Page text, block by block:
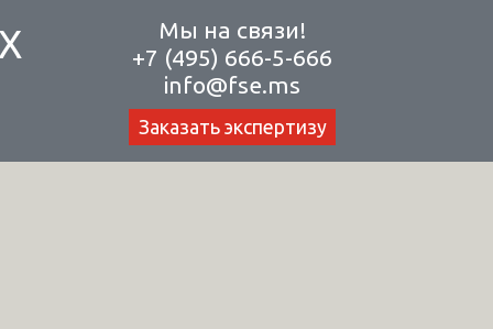
Мы на связи!
+7 (495) 666-5-666
info@fse.ms
Заказать экспертизу